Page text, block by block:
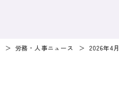
労務・人事ニュース 2026年4